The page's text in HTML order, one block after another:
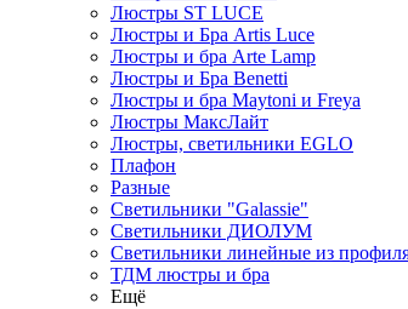
Люстры ST LUCE
Люстры и Бра Artis Luce
Люстры и бра Arte Lamp
Люстры и Бра Benetti
Люстры и бра Maytoni и Freya
Люстры МаксЛайт
Люстры, светильники EGLO
Плафон
Разные
Светильники "Galassie"
Светильники ДИОЛУМ
Светильники линейные из
ТДМ люстры и бра
Ещё